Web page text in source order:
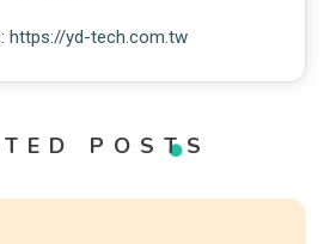
https://yd-tech.com.tw
POSTS